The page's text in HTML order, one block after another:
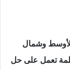
وشمال
تعمل على حل